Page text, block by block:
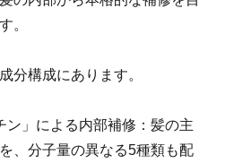
。
分構成にあります。
ン」による内部補修：髪の主
、分子量の異なる5種類も配